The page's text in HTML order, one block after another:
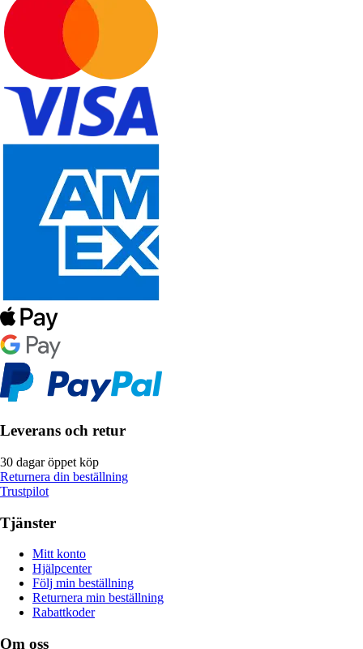
Leverans och retur
30 dagar öppet köp
Returnera din beställning
Trustpilot
Tjänster
Mitt konto
Hjälpcenter
Följ min beställning
Returnera min beställning
Rabattkoder
Om oss